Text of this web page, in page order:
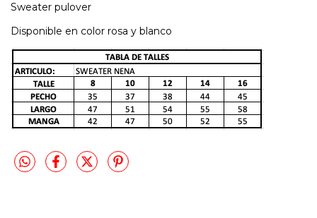
Sweater pulover
Disponible en color rosa y blanco